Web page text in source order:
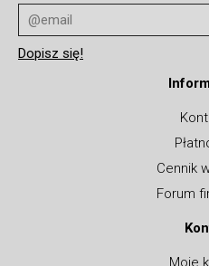
Cennik
Forum
Moje